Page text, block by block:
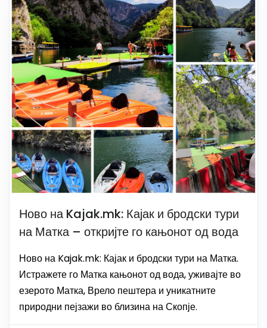
Ново на Kajak.mk: Кајак и бродски тури
на Матка – откријте го кањонот од вода
Ново на Kajak.mk: Кајак и бродски тури на Матка.
Истражете го Матка кањонот од вода, уживајте во
езерото Матка, Врело пештера и уникатните
природни пејзажи во близина на Скопје.